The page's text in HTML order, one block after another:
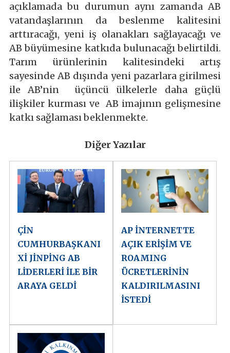
açıklamada bu durumun aynı zamanda AB
vatandaşlarının da beslenme kalitesini
arttıracağı, yeni iş olanakları sağlayacağı ve
AB büyümesine katkıda bulunacağı belirtildi.
Tarım ürünlerinin kalitesindeki artış
sayesinde AB dışında yeni pazarlara girilmesi
ile AB’nin üçüncü ülkelerle daha güçlü
ilişkiler kurması ve AB imajının gelişmesine
katkı sağlaması beklenmekte.
Diğer Yazılar
ÇİN
CUMHURBAŞKANI
Xİ JİNPİNG AB
LİDERLERİ İLE BİR
ARAYA GELDİ
AP İNTERNETTE
AÇIK ERİŞİM VE
ROAMING
ÜCRETLERİNİN
KALDIRILMASINI
İSTEDİ